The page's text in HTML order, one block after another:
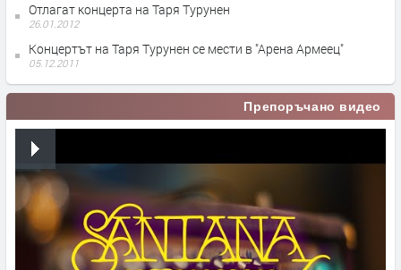
Отлагат концерта на Таря Турунен
26.01.2012
Концертът на Таря Турунен се мести в "Арена Армеец"
05.12.2011
Препоръчано видео